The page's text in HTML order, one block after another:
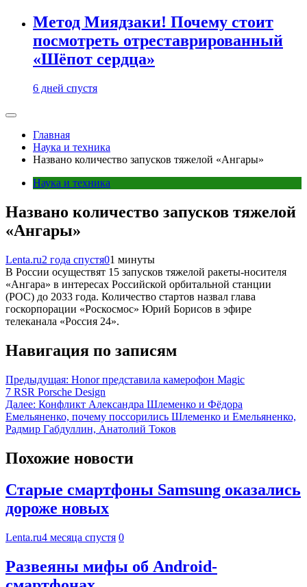
Метод Миядзаки! Почему стоит
посмотреть отреставрированный
«Шёпот сердца»
6 дней спустя
Главная
Наука и техника
Названо количество запусков тяжелой «Ангары»
Наука и техника
Названо количество запусков тяжелой
«Ангары»
Lenta.ru2 года спустя01 минуты
В России осуществят 15 запусков тяжелой ракеты-носителя
«Ангара» в интересах Российской орбитальной станции
(РОС) до 2033 года. Количество стартов назвал глава
госкорпорации «Роскосмос» Юрий Борисов в эфире
телеканала «Россия 24».
Навигация по записям
Предыдущая: Honor представила камерофон Magic
7 RSR Porsche Design
Далее: Конфликт Александра Шлеменко и Фёдора
Емельяненко, почему поссорились Шлеменко и Емельяненко,
Радмир Габдуллин, Анатолий Токов
Похожие новости
Старые смартфоны Samsung оказались
дороже новых
Lenta.ru4 месяца спустя 0
Развеяны мифы об Android-